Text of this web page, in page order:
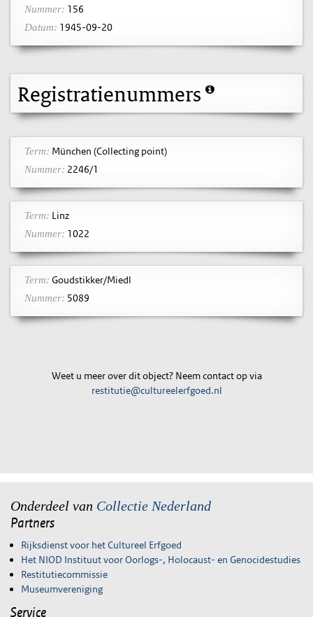
Nummer: 156
Datum: 1945-09-20
Registratienummers
Term: München (Collecting point)
Nummer: 2246/1
Term: Linz
Nummer: 1022
Term: Goudstikker/Miedl
Nummer: 5089
Weet u meer over dit object? Neem contact op via
restitutie@cultureelerfgoed.nl
Onderdeel van Collectie Nederland
Partners
Rijksdienst voor het Cultureel Erfgoed
Het NIOD Instituut voor Oorlogs-, Holocaust- en Genocidestudies
Restitutiecommissie
Museumvereniging
Service